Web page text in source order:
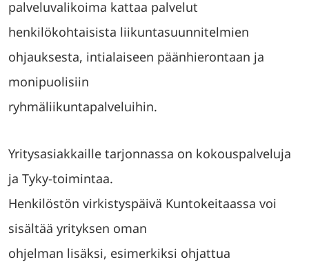
palveluvalikoima kattaa palvelut
henkilökohtaisista liikuntasuunnitelmien
ohjauksesta, intialaiseen päänhierontaan ja
monipuolisiin
ryhmäliikuntapalveluihin.
Yritysasiakkaille tarjonnassa on kokouspalveluja
ja Tyky-toimintaa.
Henkilöstön virkistyspäivä Kuntokeitaassa voi
sisältää yrityksen oman
ohjelman lisäksi, esimerkiksi ohjattua